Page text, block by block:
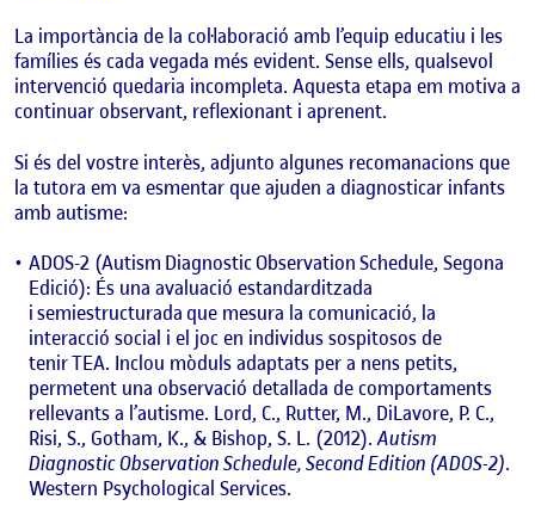
La importància de la col·laboració amb l’equip educatiu i les
famílies és cada vegada més evident. Sense ells, qualsevol
intervenció quedaria incompleta. Aquesta etapa em motiva a
continuar observant, reflexionant i aprenent.
Si és del vostre interès, adjunto algunes recomanacions que
la tutora em va esmentar que ajuden a diagnosticar infants
amb autisme:
ADOS-2 (Autism Diagnostic Observation Schedule, Segona
Edició): És una avaluació estandarditzada
i semiestructurada que mesura la comunicació, la
interacció social i el joc en individus sospitosos de
tenir TEA. Inclou mòduls adaptats per a nens petits,
permetent una observació detallada de comportaments
rellevants a l’autisme. Lord, C., Rutter, M., DiLavore, P. C.,
Risi, S., Gotham, K., & Bishop, S. L. (2012).Autism
Diagnostic Observation Schedule, Second Edition (ADOS-2).
Western Psychological Services.